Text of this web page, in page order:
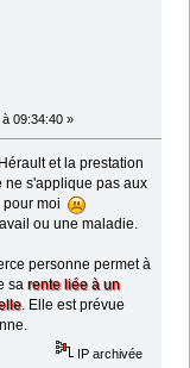
09:34:40 »
et la prestation
ne s'applique pas aux
pour moi
ou une maladie.
personne permet à
sarente liée à un
. Elle est prévue
IP archivée